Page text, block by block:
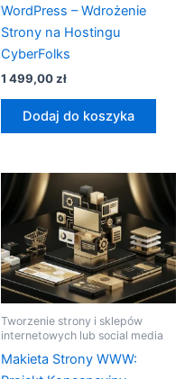
WordPress – Wdrożenie
Strony na Hostingu
CyberFolks
1 499,00zł
Dodaj do koszyka
Tworzenie strony i sklepów
internetowych lub social media
Makieta Strony WWW: